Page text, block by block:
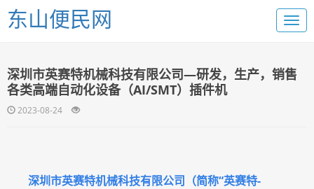
东山便民网
深圳市英赛特机械科技有限公司—研发，生产，销售
各类高端自动化设备（AI/SMT）插件机
2023-08-24
深圳市英赛特机械科技有限公司（简称“英赛特-